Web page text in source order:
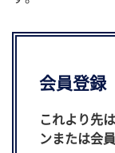
会員登録
これより先
ンまたは会